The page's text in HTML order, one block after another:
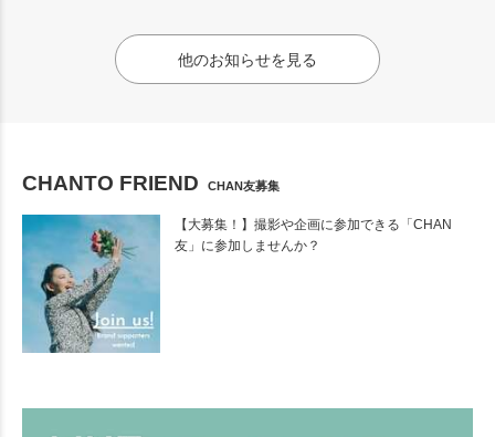
他のお知らせを見る
CHANTO FRIEND CHAN友募集
【大募集！】撮影や企画に参加できる「CHAN
友」に参加しませんか？